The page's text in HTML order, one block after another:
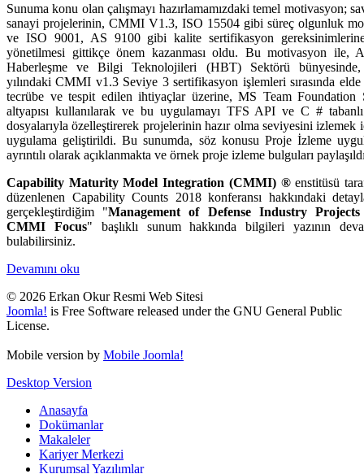
Sunuma konu olan çalışmayı hazırlamamızdaki temel motivasyon; s
sanayi projelerinin, CMMI V1.3, ISO 15504 gibi süreç olgunluk
ve ISO 9001, AS 9100 gibi kalite sertifikasyon
yönetilmesi gittikçe önem kazanması oldu. Bu motivasyon ile,
Haberleşme ve Bilgi Teknolojileri (HBT) Sektörü
yılındaki CMMI v1.3 Seviye 3 sertifikasyon işlemleri sırasında
tecrübe ve tespit edilen ihtiyaçlar üzerine, MS Team Foundation
altyapısı kullanılarak ve bu uygulamayı TFS API ve C #
dosyalarıyla özelleştirerek projelerinin hazır olma seviyesini izlemek
uygulama geliştirildi. Bu sunumda, söz konusu Proje İzleme
ayrıntılı olarak açıklanmakta ve örnek proje izleme bulguları
Capability Maturity Model Integration (CMMI) ®enstitüsü
düzenlenen Capability Counts 2018 konferansı hakkındaki
gerçekleştirdiğim "Management of Defense Industry
CMMI Focus" başlıklı sunum hakkında bilgileriyazının
bulabilirsiniz.
Devamını oku
© 2026 Erkan Okur Resmi Web Sitesi
Joomla! is Free Software released under the GNU General Public
License.
Mobile version by Mobile Joomla!
Desktop Version
Anasayfa
Dokümanlar
Makaleler
Kariyer Merkezi
Kurumsal Yazılımlar